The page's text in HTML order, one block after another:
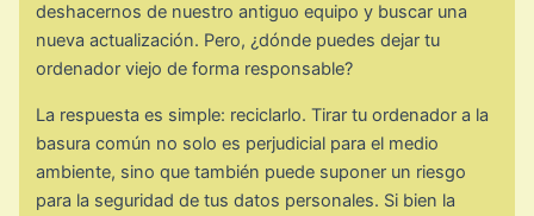
deshacernos de nuestro antiguo equipo y buscar una
nueva actualización. Pero, ¿dónde puedes dejar tu
ordenador viejo de forma responsable?
La respuesta es simple: reciclarlo. Tirar tu ordenador a la
basura común no solo es perjudicial para el medio
ambiente, sino que también puede suponer un riesgo
para la seguridad de tus datos personales. Si bien la